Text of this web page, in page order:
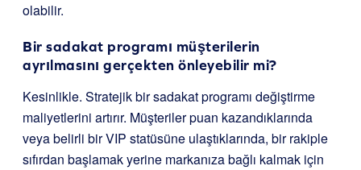
olabilir.
Bir sadakat programı müşterilerin
ayrılmasını gerçekten önleyebilir mi?
Kesinlikle. Stratejik bir sadakat programı değiştirme
maliyetlerini artırır. Müşteriler puan kazandıklarında
veya belirli bir VIP statüsüne ulaştıklarında, bir rakiple
sıfırdan başlamak yerine markanıza bağlı kalmak için